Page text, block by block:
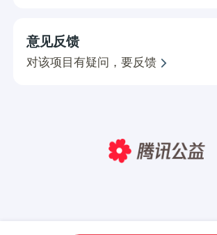
及执行情况，并进行监管回访;
4、每年9月至次年1月发放秋季
审核后的资助名单发放秋季学期
②项目工作人员抽查各地执行机
意见反馈
对该项目有疑问，要反馈